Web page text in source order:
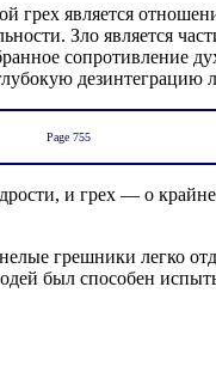
является
Зло является
сопротивление
Page 755
и грех — о
грешники легко
был способен